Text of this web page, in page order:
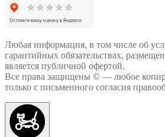
Любая информация, в том числе об
гарантийных обязательствах,
является публичной офертой.
Все права защищены © — любое
только с письменного согласия